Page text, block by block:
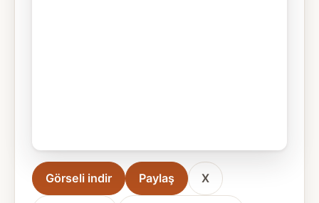
Görseli indir Paylaş X